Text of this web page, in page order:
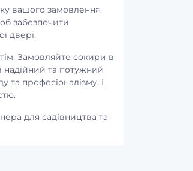
Карпат -
та очищення
Ферментозин -
для нормалізації
при ферментній
Карпат
вашого замовлення.
забезпечити
двері.
Замовляйте сокири в
надійний та потужний
та професіоналізму, і
для садівництва та